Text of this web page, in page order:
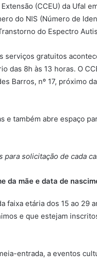
(CCEU) da Ufal
do NIS (Número de
do Espectro
serviços gratuitos
das 8h às 13 horas. O
Barros, nº 17, próximo
e também abre espaço
para solicitação de cada
da mãe e data de
faixa etária dos 15 ao 29
e que estejam
entrada, a eventos